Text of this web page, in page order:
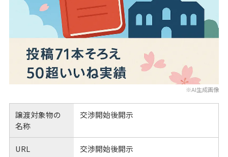
※AI生成画像
譲渡対象物の
名称
交渉開始後開示
URL 交渉開始後開示